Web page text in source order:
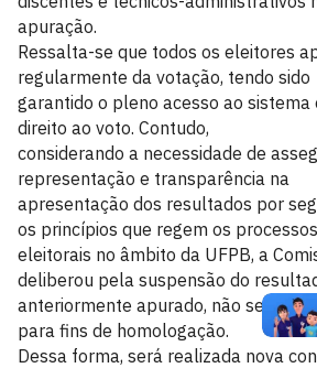
apuração.
Ressalta-se que todos os eleitores
regularmente da votação, tendo sido
garantido o pleno acesso ao sistema
direito ao voto. Contudo,
considerando a necessidade de
representação e transparência na
apresentação dos resultados por
os princípios que regem os processos
eleitorais no âmbito da UFPB, a
deliberou pela suspensão do
anteriormente apurado, não sendo
para fins de homologação.
Dessa forma, será realizada nova